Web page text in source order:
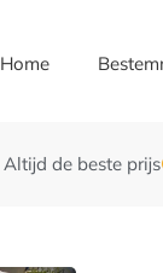
Home
Altijd de beste prijs